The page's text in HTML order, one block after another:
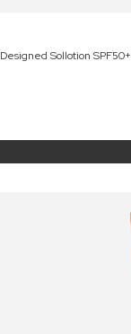
Sollotion SPF50+